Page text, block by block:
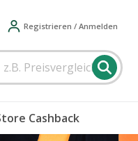
Registrieren / Anmelden
Cashback